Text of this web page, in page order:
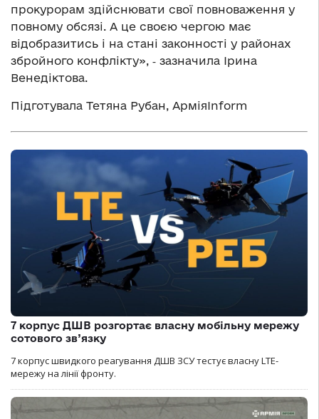
прокурорам здійснювати свої повноваження у
повному обсязі. А це своєю чергою має
відобразитись і на стані законності у районах
збройного конфлікту», ‑ зазначила Ірина
Венедіктова.
Підготувала Тетяна Рубан, АрміяInform
7 корпус ДШВ розгортає власну мобільну мережу
сотового зв’язку
7 корпус швидкого реагування ДШВ ЗСУ тестує власну LTE-
мережу на лінії фронту.